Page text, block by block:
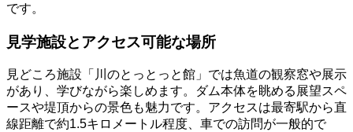
です。
見学施設とアクセス可能な場所
見どころ施設「川のとっとっと館」では魚道の観察窓や展示
があり、学びながら楽しめます。ダム本体を眺める展望スペ
ースや堤頂からの景色も魅力です。アクセスは最寄駅から直
線距離で約1.5キロメートル程度、車での訪問が一般的で